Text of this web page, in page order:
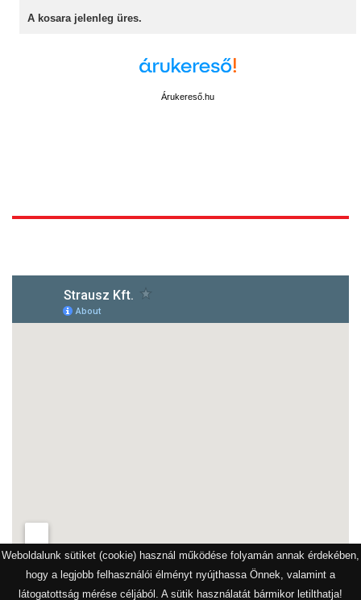
Weboldalunk sütiket (cookie) használ működése folyamán annak érdekében,
hogy a legjobb felhasználói élményt nyújthassa Önnek, valamint a
látogatottság mérése céljából. A sütik használatát bármikor letilthatja!
A kosara jelenleg üres.
Árukereső.hu